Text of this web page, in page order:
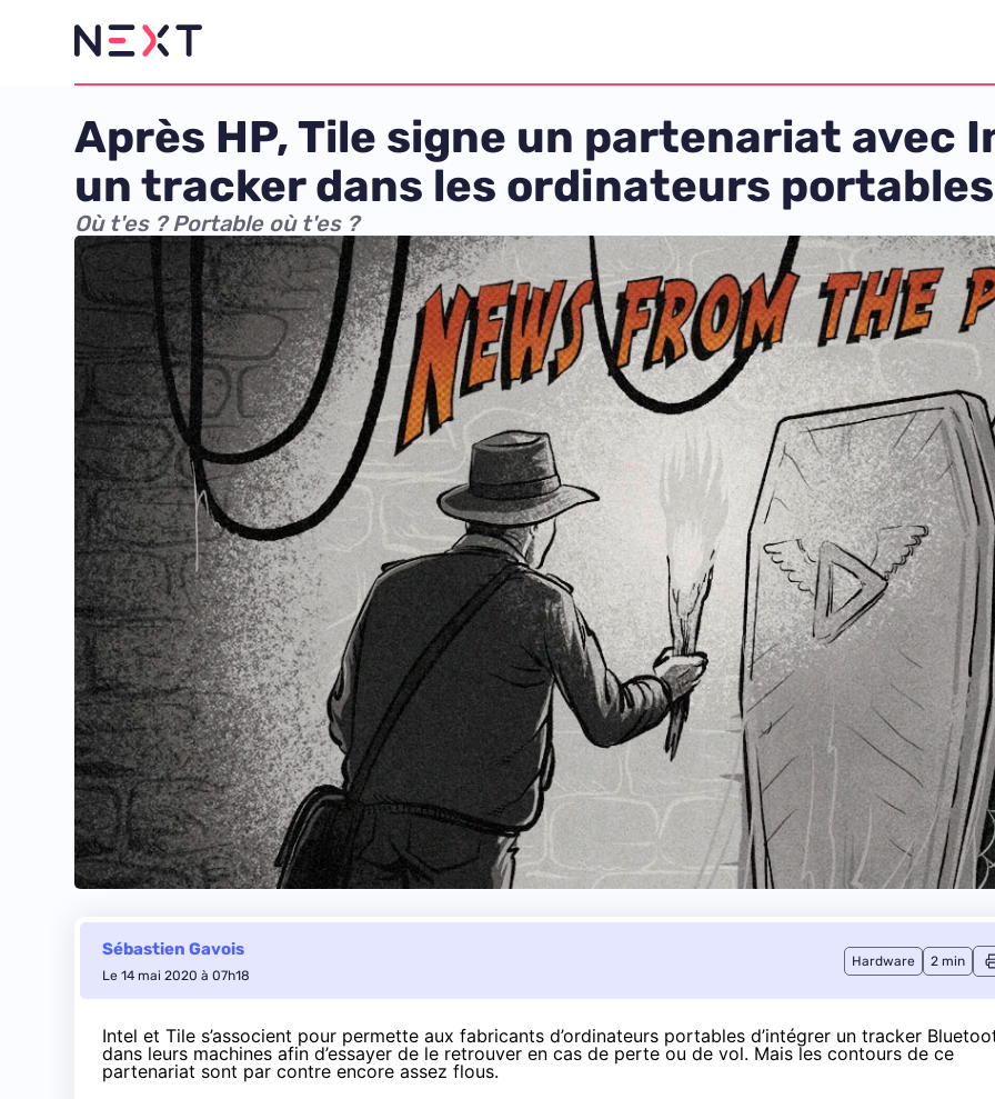
Après HP, Tile signe un partenariat avec
un tracker dans les ordinateurs portables
Où t'es ? Portable où t'es ?
Sébastien Gavois
Le 14 mai 2020 à 07h18
Hardware 2 min
Intel et Tile s’associent pour permette aux fabricants d’ordinateurs portables d’intégrer un tracker
dans leurs machines afin d’essayer de le retrouver en cas de perte ou de vol. Mais les contours de ce
partenariat sont par contre encore assez flous.